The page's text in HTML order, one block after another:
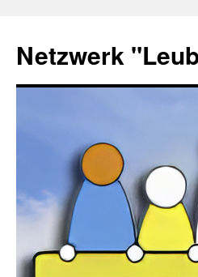
springen
Netzwerk